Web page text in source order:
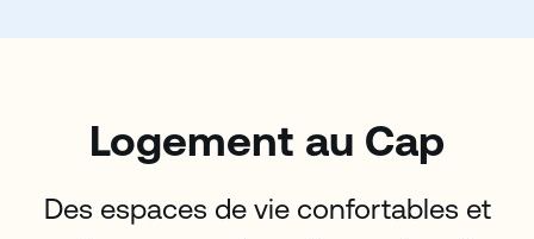
Logement au Cap
Des espaces de vie confortables et